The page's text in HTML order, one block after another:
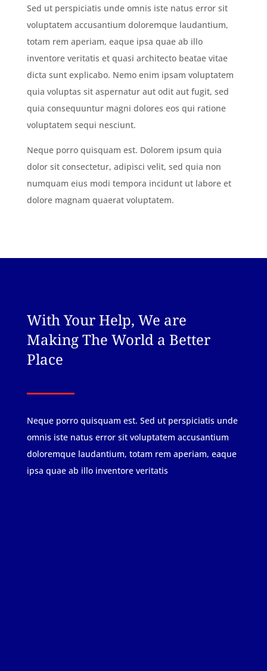
Sed ut perspiciatis unde omnis iste natus error sit
voluptatem accusantium doloremque laudantium,
totam rem aperiam, eaque ipsa quae ab illo
inventore veritatis et quasi architecto beatae vitae
dicta sunt explicabo. Nemo enim ipsam voluptatem
quia voluptas sit aspernatur aut odit aut fugit, sed
quia consequuntur magni dolores eos qui ratione
voluptatem sequi nesciunt.
Neque porro quisquam est. Dolorem ipsum quia
dolor sit consectetur, adipisci velit, sed quia non
numquam eius modi tempora incidunt ut labore et
dolore magnam quaerat voluptatem.
With Your Help, We are
Making The World a Better
Place
Neque porro quisquam est. Sed ut perspiciatis unde
omnis iste natus error sit voluptatem accusantium
doloremque laudantium, totam rem aperiam, eaque
ipsa quae ab illo inventore veritatis